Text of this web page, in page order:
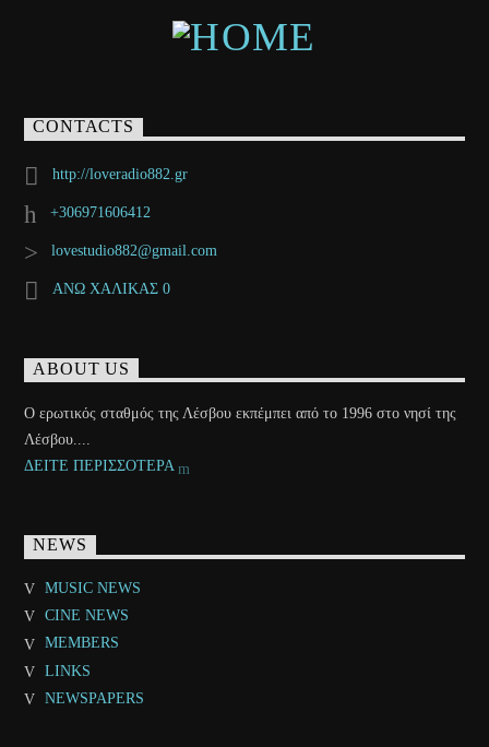
CONTACTS
http://loveradio882.gr
+306971606412
lovestudio882@gmail.com
ΑΝΩ ΧΑΛΙΚΑΣ 0
ABOUT US
Ο ερωτικός σταθμός της Λέσβου εκπέμπει από το 1996 στο νησί της
Λέσβου....
ΔΕΙΤΕ ΠΕΡΙΣΣΟΤΕΡΑ
NEWS
MUSIC NEWS
CINE NEWS
MEMBERS
LINKS
NEWSPAPERS